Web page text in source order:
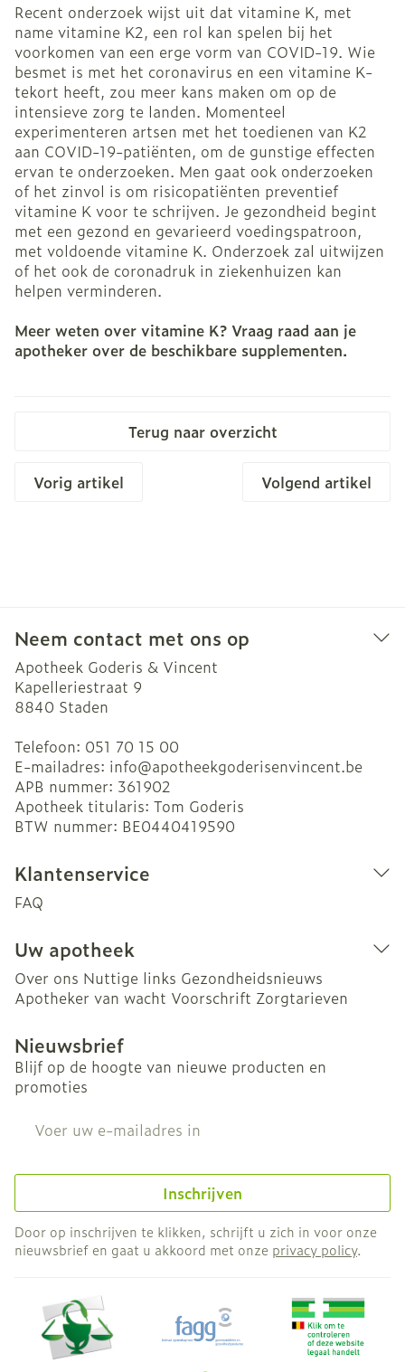
Recent onderzoek wijst uit dat vitamine K, met
name vitamine K2, een rol kan spelen bij het
voorkomen van een erge vorm van COVID-19. Wie
besmet is met het coronavirus en een vitamine K-
tekort heeft, zou meer kans maken om op de
intensieve zorg te landen. Momenteel
experimenteren artsen met het toedienen van K2
aan COVID-19-patiënten, om de gunstige effecten
ervan te onderzoeken. Men gaat ook onderzoeken
of het zinvol is om risicopatiënten preventief
vitamine K voor te schrijven. Je gezondheid begint
met een gezond en gevarieerd voedingspatroon,
met voldoende vitamine K. Onderzoek zal uitwijzen
of het ook de coronadruk in ziekenhuizen kan
helpen verminderen.
Meer weten over vitamine K? Vraag raad aan je
apotheker over de beschikbare supplementen.
Terug naar overzicht
Vorig artikel Volgend artikel
Neem contact met ons op
Apotheek Goderis & Vincent
Kapelleriestraat 9
8840 Staden
Telefoon: 051 70 15 00
E-mailadres: info@apotheekgoderisenvincent.be
APB nummer: 361902
Apotheek titularis: Tom Goderis
BTW nummer: BE0440419590
Klantenservice
FAQ
Uw apotheek
Over ons Nuttige links Gezondheidsnieuws
Apotheker van wacht Voorschrift Zorgtarieven
Nieuwsbrief
Blijf op de hoogte van nieuwe producten en
promoties
Inschrijven
Door op inschrijven te klikken, schrijft u zich in voor onze
nieuwsbrief en gaat u akkoord met onze privacy policy.